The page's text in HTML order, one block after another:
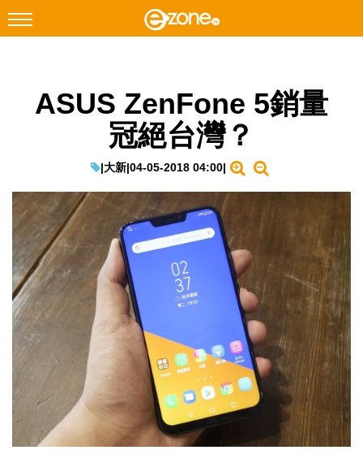
Facebook Instagram
遊戲動漫
教學評測
EduTech
IT Times
生成式AI與雲端應用
Enterprise Digital Transformation
特集
ASUS ZenFone 5銷量
冠絕台灣？
|大新|04-05-2018 04:00|